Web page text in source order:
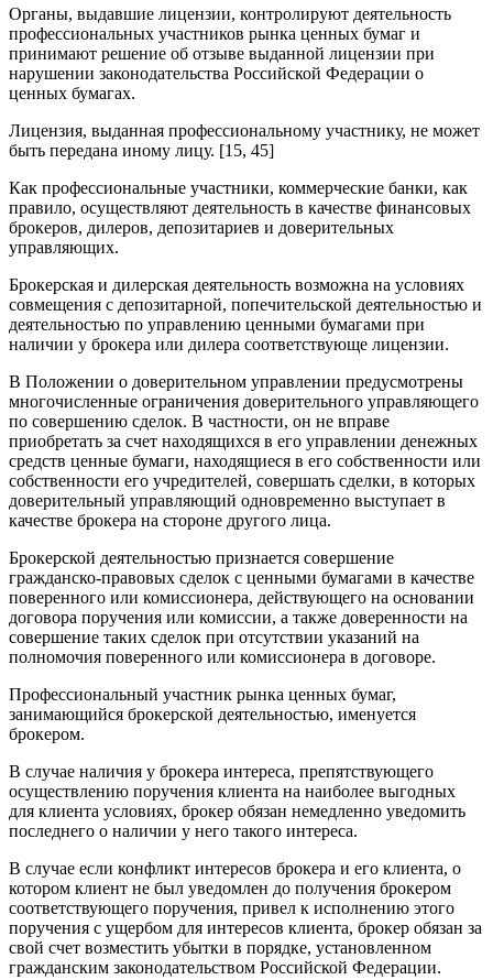
Органы, выдавшие лицензии, контролируют деятельность
профессиональных участников рынка ценных бумаг и
принимают решение об отзыве выданной лицензии при
нарушении законодательства Российской Федерации о
ценных бумагах.
Лицензия, выданная профессиональному участнику, не может
быть передана иному лицу. [15, 45]
Как профессиональные участники, коммерческие банки, как
правило, осуществляют деятельность в качестве финансовых
брокеров, дилеров, депозитариев и доверительных
управляющих.
Брокерская и дилерская деятельность возможна на условиях
совмещения с депозитарной, попечительской деятельностью и
деятельностью по управлению ценными бумагами при
наличии у брокера или дилера соответствующе лицензии.
В Положении о доверительном управлении предусмотрены
многочисленные ограничения доверительного управляющего
по совершению сделок. В частности, он не вправе
приобретать за счет находящихся в его управлении денежных
средств ценные бумаги, находящиеся в его собственности или
собственности его учредителей, совершать сделки, в которых
доверительный управляющий одновременно выступает в
качестве брокера на стороне другого лица.
Брокерской деятельностью признается совершение
гражданско-правовых сделок с ценными бумагами в качестве
поверенного или комиссионера, действующего на основании
договора поручения или комиссии, а также доверенности на
совершение таких сделок при отсутствии указаний на
полномочия поверенного или комиссионера в договоре.
Профессиональный участник рынка ценных бумаг,
занимающийся брокерской деятельностью, именуется
брокером.
В случае наличия у брокера интереса, препятствующего
осуществлению поручения клиента на наиболее выгодных
для клиента условиях, брокер обязан немедленно уведомить
последнего о наличии у него такого интереса.
В случае если конфликт интересов брокера и его клиента, о
котором клиент не был уведомлен до получения брокером
соответствующего поручения, привел к исполнению этого
поручения с ущербом для интересов клиента, брокер обязан за
свой счет возместить убытки в порядке, установленном
гражданским законодательством Российской Федерации.